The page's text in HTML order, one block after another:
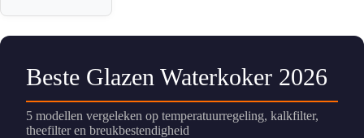
Beste Glazen Waterkoker 2026
5 modellen vergeleken op temperatuurregeling, kalkfilter,
theefilter en breukbestendigheid